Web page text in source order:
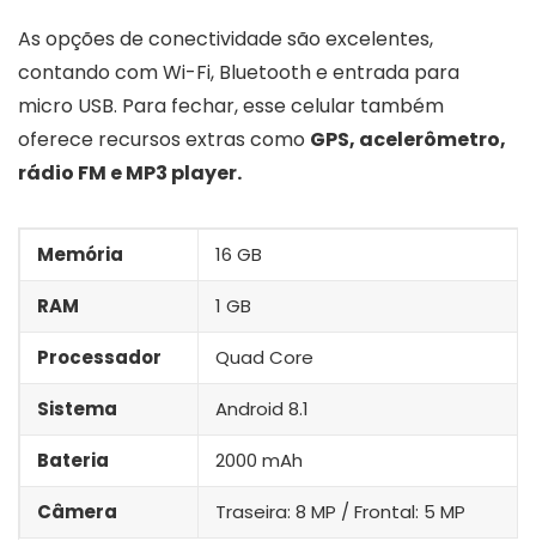
As opções de conectividade são excelentes,
contando com Wi-Fi, Bluetooth e entrada para
micro USB. Para fechar, esse celular também
oferece recursos extras como GPS, acelerômetro,
rádio FM e MP3 player.
Memória 16 GB
RAM 1 GB
Processador Quad Core
Sistema Android 8.1
Bateria 2000 mAh
Câmera Traseira: 8 MP / Frontal: 5 MP